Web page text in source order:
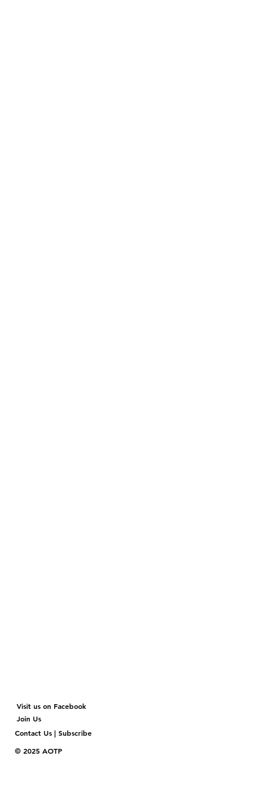
Join Us
Contact Us | Subscribe
Visit us on Facebook
© 2025 AOTP